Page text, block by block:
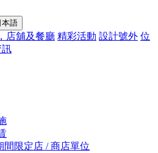
本語
店舖及餐廳 精彩活動 設計號外 位
訊
間限定店 / 商店單位